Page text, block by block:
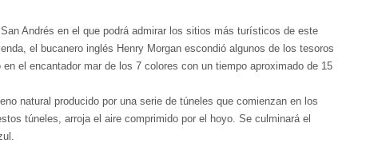
Andrés en el que podrá admirar los sitios más turísticos de este
el bucanero inglés Henry Morgan escondió algunos de los tesoros
el encantador mar de los 7 colores con un tiempo aproximado de 15
natural producido por una serie de túneles que comienzan en los
túneles, arroja el aire comprimido por el hoyo. Se culminará el